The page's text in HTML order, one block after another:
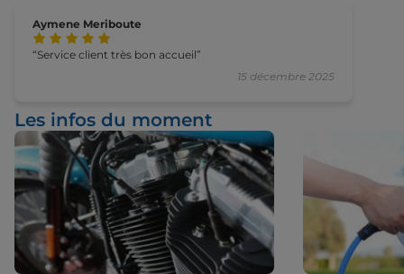
Aymene Meriboute
15 décembre 2025
Service client très bon accueil
Les infos du moment